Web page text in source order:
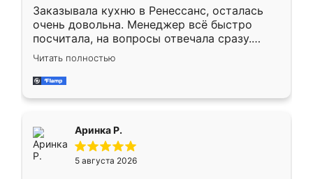
Заказывала кухню в Ренессанс, осталась
очень довольна. Менеджер всё быстро
посчитала, на вопросы отвечала сразу.
Замерщик приехал в субботу, подошёл к
делу со всей ответственностью. Собрали
за день, ребята работали аккуратно, даже
Читать полностью
Аринка Р.
5 августа 2026